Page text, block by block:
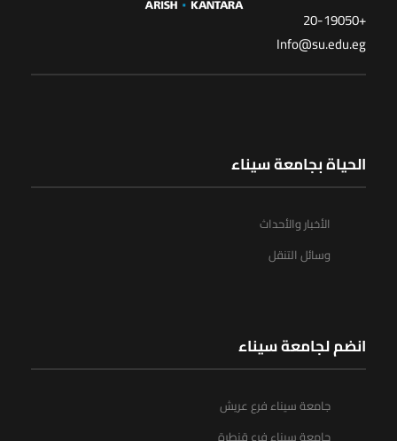
+20-19050
Info@su.edu.eg
الحياة بجامعة سيناء
الأخبار والأحداث
وسائل التنقل
انضم لجامعة سيناء
جامعة سيناء فرع عريش